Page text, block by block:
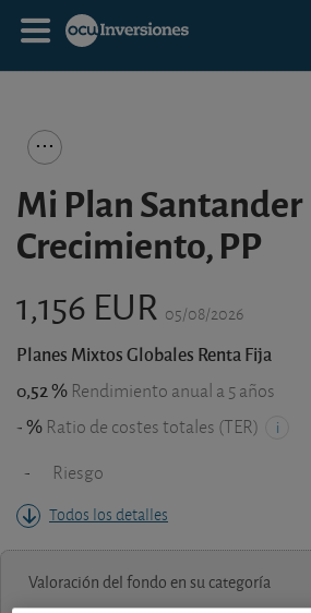
Mi Plan Santander
Crecimiento, PP
1,156 EUR 05/08/2026
Planes Mixtos Globales Renta Fija
0,52 % Rendimiento anual a 5 años
- % Ratio de costes totales (TER)
- Riesgo
Todos los detalles
Valoración del fondo en su categoría